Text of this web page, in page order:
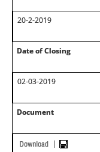
20-2-2019
Date of Closing
02-03-2019
Document